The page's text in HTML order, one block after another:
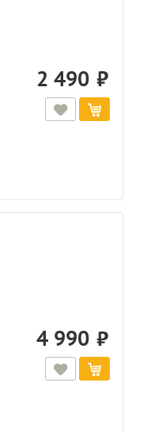
2 490
4 990